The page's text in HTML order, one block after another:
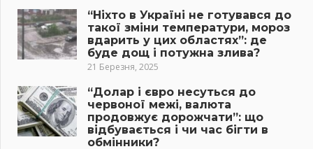
“Ніхто в Україні не готувався до
такої зміни температури, мороз
вдарить у цих областях”: де
буде дощ і потужна злива?
21 Березня, 2025
“Долар і євро несуться до
червоної межі, валюта
продовжує дорожчати”: що
відбувається і чи час бігти в
обмінники?